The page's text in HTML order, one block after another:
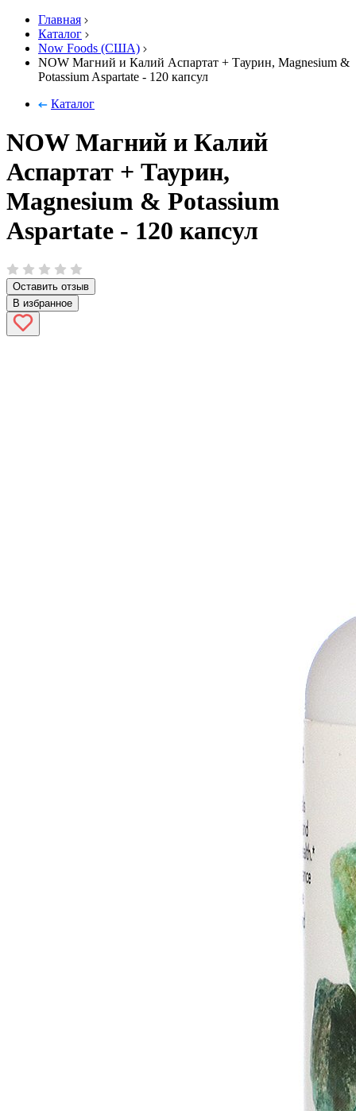
Главная
Каталог
Now Foods (США)
NOW Магний и Калий Аспартат + Таурин, Magnesium &
Potassium Aspartate - 120 капсул
Каталог
NOW Магний и Калий
Аспартат + Таурин,
Magnesium & Potassium
Aspartate - 120 капсул
Оставить отзыв
В избранное